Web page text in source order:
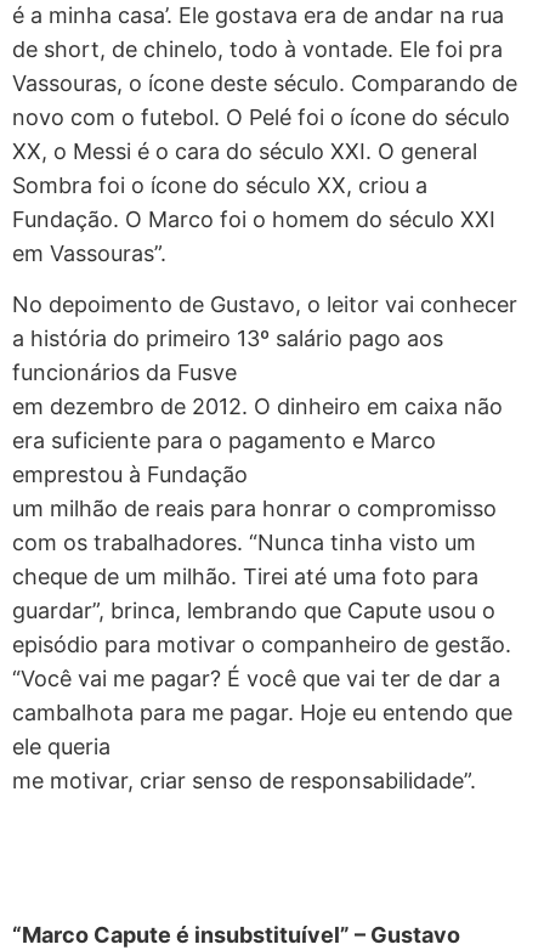
é a minha casa’. Ele gostava era de andar na rua
de short, de chinelo, todo à vontade. Ele foi pra
Vassouras, o ícone deste século. Comparando de
novo com o futebol. O Pelé foi o ícone do século
XX, o Messi é o cara do século XXI. O general
Sombra foi o ícone do século XX, criou a
Fundação. O Marco foi o homem do século XXI
em Vassouras”.
No depoimento de Gustavo, o leitor vai conhecer
a história do primeiro 13º salário pago aos
funcionários da Fusve
em dezembro de 2012. O dinheiro em caixa não
era suficiente para o pagamento e Marco
emprestou à Fundação
um milhão de reais para honrar o compromisso
com os trabalhadores. “Nunca tinha visto um
cheque de um milhão. Tirei até uma foto para
guardar”, brinca, lembrando que Capute usou o
episódio para motivar o companheiro de gestão.
“Você vai me pagar? É você que vai ter de dar a
cambalhota para me pagar. Hoje eu entendo que
ele queria
me motivar, criar senso de responsabilidade”.
“Marco Capute é insubstituível” – Gustavo